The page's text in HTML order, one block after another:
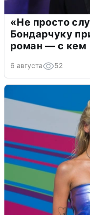
«Не просто
Бондарчуку
роман — с кем
6 августа 52